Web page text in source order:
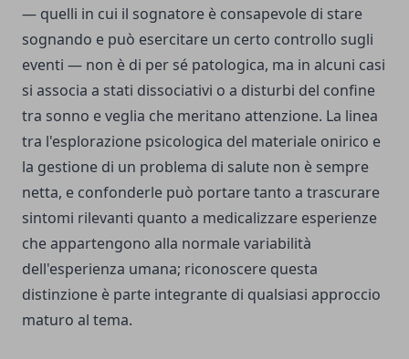
— quelli in cui il sognatore è consapevole di stare
sognando e può esercitare un certo controllo sugli
eventi — non è di per sé patologica, ma in alcuni casi
si associa a stati dissociativi o a disturbi del confine
tra sonno e veglia che meritano attenzione. La linea
tra l'esplorazione psicologica del materiale onirico e
la gestione di un problema di salute non è sempre
netta, e confonderle può portare tanto a trascurare
sintomi rilevanti quanto a medicalizzare esperienze
che appartengono alla normale variabilità
dell'esperienza umana; riconoscere questa
distinzione è parte integrante di qualsiasi approccio
maturo al tema.